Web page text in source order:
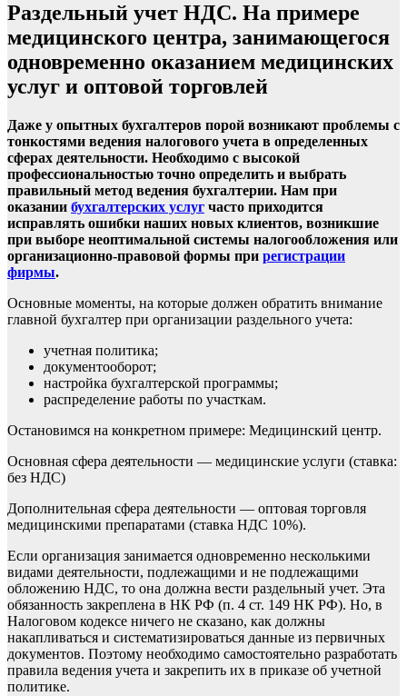
Раздельный учет НДС. На примере
медицинского центра, занимающегося
одновременно оказанием медицинских
услуг и оптовой торговлей
Даже у опытных бухгалтеров порой возникают проблемы с
тонкостями ведения налогового учета в определенных
сферах деятельности. Необходимо с высокой
профессиональностью точно определить и выбрать
правильный метод ведения бухгалтерии. Нам при
оказании бухгалтерских услуг часто приходится
исправлять ошибки наших новых клиентов, возникшие
при выборе неоптимальной системы налогообложения или
организационно-правовой формы при регистрации
фирмы.
Основные моменты, на которые должен обратить внимание
главной бухгалтер при организации раздельного учета:
учетная политика;
документооборот;
настройка бухгалтерской программы;
распределение работы по участкам.
Остановимся на конкретном примере: Медицинский центр.
Основная сфера деятельности — медицинские услуги (ставка:
без НДС)
Дополнительная сфера деятельности — оптовая торговля
медицинскими препаратами (ставка НДС 10%).
Если организация занимается одновременно несколькими
видами деятельности, подлежащими и не подлежащими
обложению НДС, то она должна вести раздельный учет. Эта
обязанность закреплена в НК РФ (п. 4 ст. 149 НК РФ). Но, в
Налоговом кодексе ничего не сказано, как должны
накапливаться и систематизироваться данные из первичных
документов. Поэтому необходимо самостоятельно разработать
правила ведения учета и закрепить их в приказе об учетной
политике.